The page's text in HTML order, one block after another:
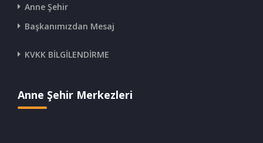
Anne Şehir
Başkanımızdan Mesaj
KVKK BİLGİLENDİRME
Anne Şehir Merkezleri